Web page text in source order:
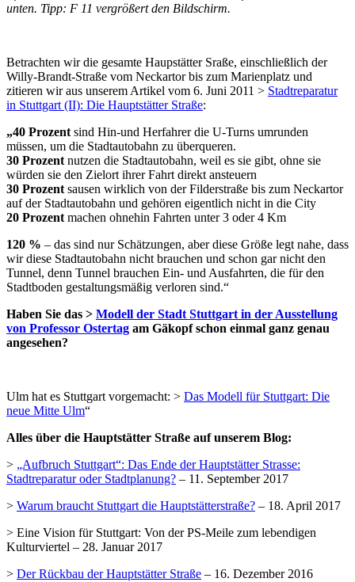
unten. Tipp: F 11 vergrößert den Bildschirm.
Betrachten wir die gesamte Haupstätter Sraße, einschließlich der
Willy-Brandt-Straße vom Neckartor bis zum Marienplatz und
zitieren wir aus unserem Artikel vom 6. Juni 2011 > Stadtreparatur
in Stuttgart (II): Die Hauptstätter Straße:
„40 Prozent sind Hin-und Herfahrer die U-Turns umrunden
müssen, um die Stadtautobahn zu überqueren.
30 Prozent nutzen die Stadtautobahn, weil es sie gibt, ohne sie
würden sie den Zielort ihrer Fahrt direkt ansteuern
30 Prozent sausen wirklich von der Filderstraße bis zum Neckartor
auf der Stadtautobahn und gehören eigentlich nicht in die City
20 Prozent machen ohnehin Fahrten unter 3 oder 4 Km
120 % – das sind nur Schätzungen, aber diese Größe legt nahe, dass
wir diese Stadtautobahn nicht brauchen und schon gar nicht den
Tunnel, denn Tunnel brauchen Ein- und Ausfahrten, die für den
Stadtboden gestaltungsmäßig verloren sind.“
Haben Sie das > Modell der Stadt Stuttgart in der Ausstellung
von Professor Ostertag am Gäkopf schon einmal ganz genau
angesehen?
Ulm hat es Stuttgart vorgemacht: > Das Modell für Stuttgart: Die
neue Mitte Ulm“
Alles über die Hauptstätter Straße auf unserem Blog:
> „Aufbruch Stuttgart“: Das Ende der Hauptstätter Strasse:
Stadtreparatur oder Stadtplanung? – 11. September 2017
> Warum braucht Stuttgart die Hauptstätterstraße? – 18. April 2017
> Eine Vision für Stuttgart: Von der PS-Meile zum lebendigen
Kulturviertel – 28. Januar 2017
> Der Rückbau der Hauptstätter Straße – 16. Dezember 2016